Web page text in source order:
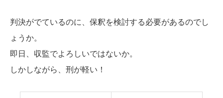
判決がでているのに、保釈を検討する必要があるのでし
ょうか。
即日、収監でよろしいではないか。
しかしながら、刑が軽い！